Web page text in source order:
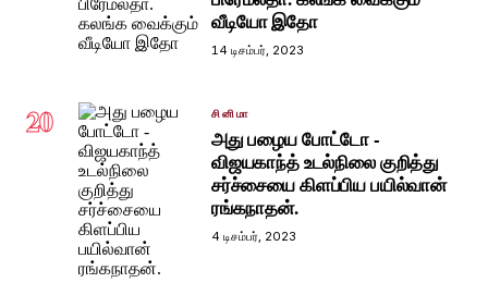
வீடியோ இதோ
14 டிசம்பர், 2023
20 சினிமா
அது பழைய போட்டோ -
விஜயகாந்த் உடல்நிலை குறித்து
சர்ச்சையை கிளப்பிய பயில்வான்
ரங்கநாதன்.
4 டிசம்பர், 2023